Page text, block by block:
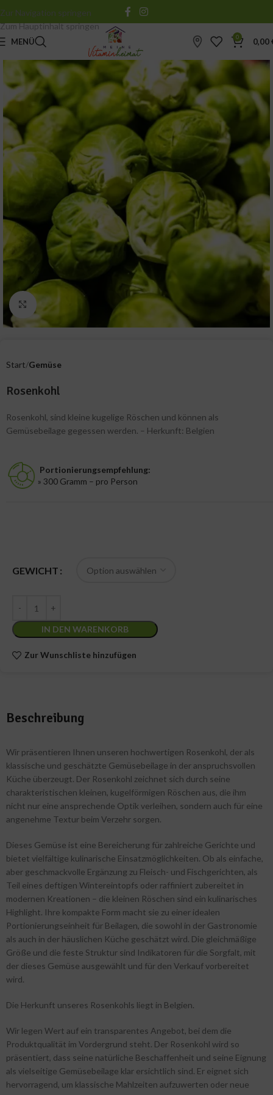
Zur Navigation springen
Zum Hauptinhalt springen
MENÜ 0 0,00
Zum Vergrößern klicken
Start Gemüse
Rosenkohl
Rosenkohl, sind kleine kugelige Röschen und können als
Gemüsebeilage gegessen werden. – Herkunft: Belgien
Portionierungsempfehlung:
» 300 Gramm – pro Person
GEWICHT
IN DEN WARENKORB
Zur Wunschliste hinzufügen
Beschreibung
Wir präsentieren Ihnen unseren hochwertigen Rosenkohl, der als
klassische und geschätzte Gemüsebeilage in der anspruchsvollen
Küche überzeugt. Der Rosenkohl zeichnet sich durch seine
charakteristischen kleinen, kugelförmigen Röschen aus, die ihm
nicht nur eine ansprechende Optik verleihen, sondern auch für eine
angenehme Textur beim Verzehr sorgen.
Dieses Gemüse ist eine Bereicherung für zahlreiche Gerichte und
bietet vielfältige kulinarische Einsatzmöglichkeiten. Ob als einfache,
aber geschmackvolle Ergänzung zu Fleisch- und Fischgerichten, als
Teil eines deftigen Wintereintopfs oder raffiniert zubereitet in
modernen Kreationen – die kleinen Röschen sind ein kulinarisches
Highlight. Ihre kompakte Form macht sie zu einer idealen
Portionierungseinheit für Beilagen, die sowohl in der Gastronomie
als auch in der häuslichen Küche geschätzt wird. Die gleichmäßige
Größe und die feste Struktur sind Indikatoren für die Sorgfalt, mit
der dieses Gemüse ausgewählt und für den Verkauf vorbereitet
wird.
Die Herkunft unseres Rosenkohls liegt in Belgien.
Wir legen Wert auf ein transparentes Angebot, bei dem die
Produktqualität im Vordergrund steht. Der Rosenkohl wird so
präsentiert, dass seine natürliche Beschaffenheit und seine Eignung
als vielseitige Gemüsebeilage klar ersichtlich sind. Er eignet sich
hervorragend, um klassische Mahlzeiten aufzuwerten oder neue